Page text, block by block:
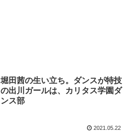
堀田茜の生い立ち。ダンスが特技
の出川ガールは、カリタス学園ダ
ンス部
2021.05.22